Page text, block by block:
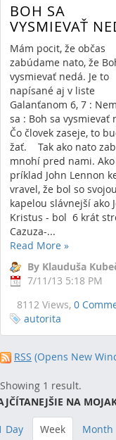
BOH SA
VYSMIEVAŤ
Mám pocit, že občas
zabúdame nato, že
vysmievať nedá. Je to
napísané aj v liste
Galanťanom 6, 7 :
sa : Boh sa vysmievať
Čo človek zaseje, to
žať. Tak ako nato
mnohí pred nami.
príklad John Lennon
vravel, že bol so svojou
kapelou slávnejší ako
Kristus - bol 6 krát
Cazuza-...
Read More »
By Klauduša
7/11/13 5:18 PM
8112 Views, 0
autorita
RSS (Opens New
Showing 1 result.
NA
Day Week Month